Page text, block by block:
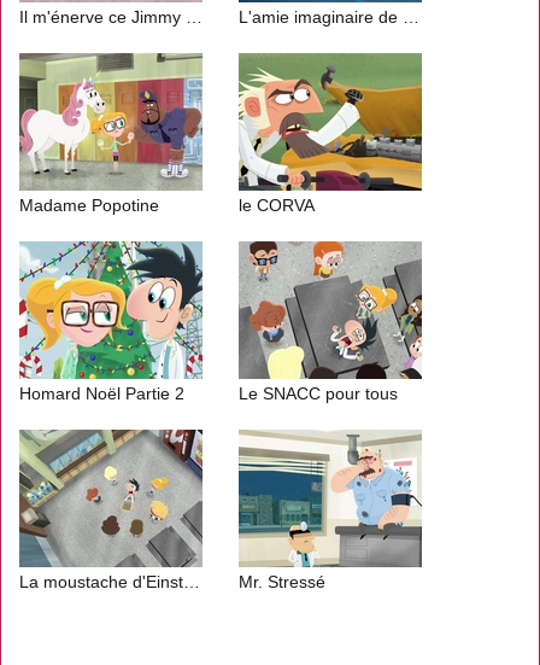
Madame Popotine le CORVA
Homard Noël Partie 2 Le SNACC pour tous
Mr. Stressé